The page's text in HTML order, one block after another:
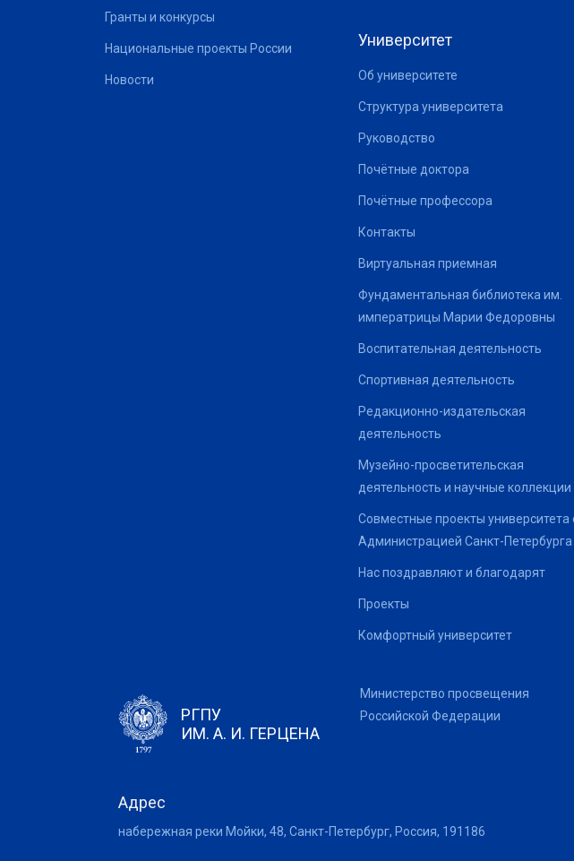
Гранты и конкурсы
Национальные проекты России
Новости
Университет
Об университете
Структура университета
Руководство
Почётные доктора
Почётные профессора
Контакты
Виртуальная приемная
Фундаментальная библиотека им.
императрицы Марии Федоровны
Воспитательная деятельность
Спортивная деятельность
Редакционно-издательская
деятельность
Музейно-просветительская
деятельность и научные коллекции
Совместные проекты университета
Администрацией Санкт-Петербурга
Нас поздравляют и благодарят
Проекты
Комфортный университет
РГПУ
ИМ. А. И. ГЕРЦЕНА
Министерство просвещения
Российской Федерации
Адрес
набережная реки Мойки, 48, Санкт-Петербург, Россия, 191186